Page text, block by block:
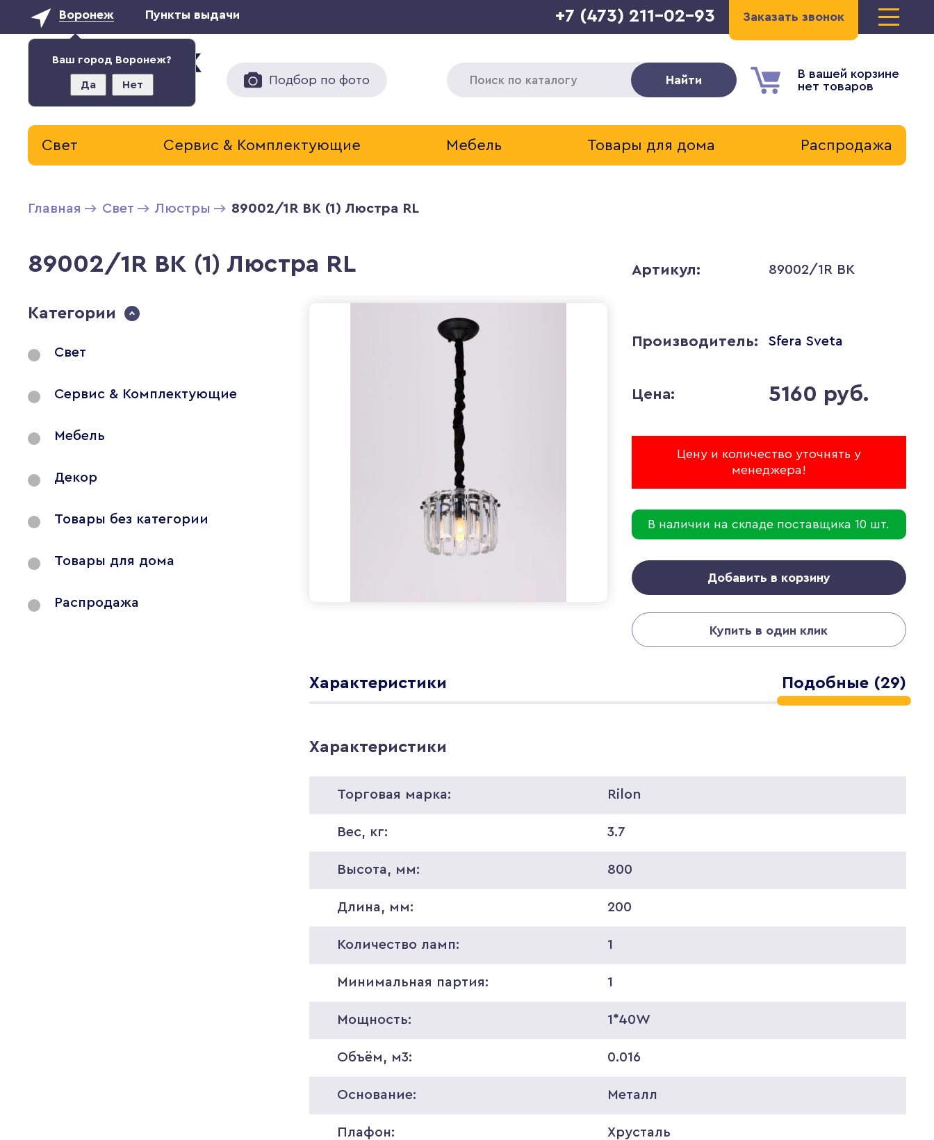
Воронеж
Ваш город Воронеж?
Да Нет
Пункты выдачи Заказать звонок
+7 (473) 211-02-93
Подбор по фото
В вашей корзине
нет товаров
Найти
Свет Сервис & Комплектующие Мебель Товары для дома Распродажа
Главная Свет Люстры 89002/1R BK (1) Люстра RL
89002/1R BK (1) Люстра RL
Категории
Свет
Сервис & Комплектующие
Мебель
Декор
Товары без категории
Товары для дома
Распродажа
Артикул: 89002/1R BK
Производитель: Sfera Sveta
Цена: 5160 руб.
Цену и количество уточнять у
менеджера!
В наличии на складе поставщика 10 шт.
Добавить в корзину
Купить в один клик
Характеристики Подобные (29)
Характеристики
Торговая марка: Rilon
Вес, кг: 3.7
Высота, мм: 800
Длина, мм: 200
Количество ламп: 1
Минимальная партия: 1
Мощность: 1*40W
Объём, м3: 0.016
Основание: Металл
Плафон: Хрусталь